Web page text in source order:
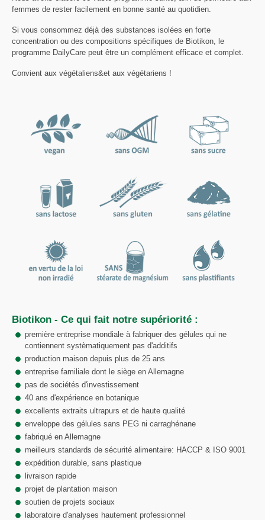
femmes de rester facilement en bonne santé au quotidien.
Si vous consommez déjà des substances isolées en forte
concentration ou des compositions spécifiques de Biotikon, le
programme DailyCare peut être un complément efficace et complet.
Convient aux végétaliens&et aux végétariens !
Biotikon - Ce qui fait notre supériorité :
première entreprise mondiale à fabriquer des gélules qui ne
contiennent systèmatiquement pas d'additifs
production maison depuis plus de 25 ans
entreprise familiale dont le siège en Allemagne
pas de sociétés d'investissement
40 ans d'expérience en botanique
excellents extraits ultrapurs et de haute qualité
enveloppe des gélules sans PEG ni carraghénane
fabriqué en Allemagne
meilleurs standards de sécurité alimentaire: HACCP & ISO 9001
expédition durable, sans plastique
livraison rapide
projet de plantation maison
soutien de projets sociaux
laboratoire d'analyses hautement professionnel